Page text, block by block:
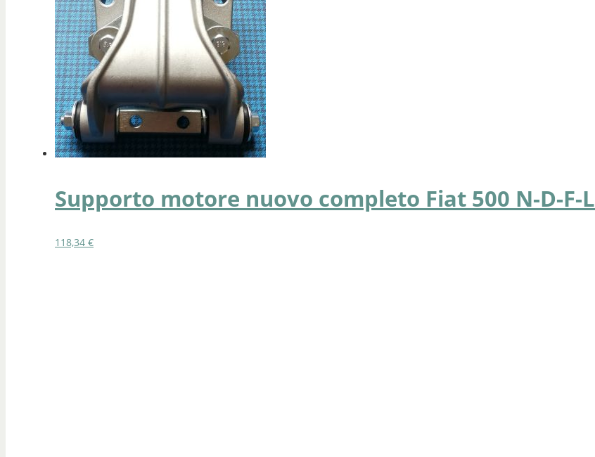
Supporto motore nuovo completo Fiat 500 N-D-F-L
118,34 €